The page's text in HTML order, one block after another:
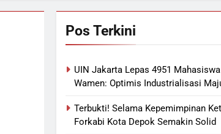
Pos Terkini
UIN Jakarta Lepas 4951
Wamen: Optimis Industrialisasi
Terbukti! Selama Kepemimpinan
Forkabi Kota Depok Semakin Solid